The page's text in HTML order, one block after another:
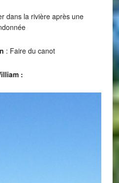
dans la rivière après une
: Faire du canot
: